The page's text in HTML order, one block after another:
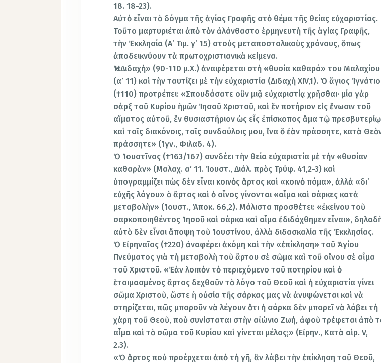
18. 18-23).
Αὐτὸ εἶναι τὸ δόγμα τῆς ἁγίας Γραφῆς στὸ θέμα τῆς θείας εὐχαριστίας.
Τοῦτο μαρτυριέται ἀπὸ τὸν ἀλάνθαστo ἑρμηνευτὴ τῆς ἁγίας Γραφῆς,
τὴν Ἐκκλησία (Α’ Τιμ. γ’ 15) στoὺς μεταπoστoλικoὺς χρόνους, ὅπως
ἀποδεικνύουν τὰ πρωτοχριστιανικὰ κείμενα.
Ἡ «Διδαχὴ» (90-110 μ.Χ.) ἀναφέρεται στὴ «θυσία καθαρά» του Μαλαχίου
(α’ 11) καὶ τὴν ταυτίζει μὲ τὴν εὐχαριστία (Διδαχὴ XIV,1). Ὁ ἅγιος
(†110) προτρέπει: «Σπουδάσατε οὒν μιᾷ εὐχαριστίᾳ χρῆσθαι· μία γὰρ
σὰρξ τοῦ Κυρίου ἡμῶν Ἰησοῦ Χριστoῦ, καὶ ἕν ποτήριον εἰς ἕνωσιν τοῦ
αἵματος αὐτοῦ, ἕν θυσιαστήριoν ὡς εἷς ἐπίσκοπος ἅμα τῷ πρεσβυτερίῳ
καὶ τοῖς διακόνοις, τοῖς συνδούλοις μου, ἵνα ὅ ἐὰν πράσσητε, κατὰ
πράσσητε» (Ἰγν., Φιλαδ. 4).
Ὁ Ἰoυστῖνoς (†163/167) συνδέει τὴν θεία εὐχαριστία μὲ τὴν «θυσίαν
καθαρὰν» (Μαλαχ. α’ 11. Ἰoυστ., Διάλ. πρὸς Τρύφ. 41,2-3) καὶ
ὑπογραμμίζει πὼς δὲν εἶναι κοινὸς ἄρτος καὶ «κοινὸ πόμα», ἀλλὰ «δι’
εὐχῆς λόγου» ὁ ἄρτος καὶ ὁ οἶνος γίνονται «αἷμα καὶ σάρκες κατὰ
μεταβολὴν» (Ἰoυστ., Ἀποκ. 66,2). Μάλιστα προσθέτει: «ἐκείνου τοῦ
σαρκοποιηθέντος Ἰησοῦ καὶ σάρκα καὶ αἷμα ἐδιδάχθημεν εἶναι»,
αὐτὸ δὲν εἶναι ἄποψη τοῦ Ἰoυστίνoυ, ἀλλὰ διδασκαλία τῆς Ἐκκλησίας.
Ὁ Εἰρηναῖος (†220) ἀναφέρει ἀκόμη καὶ τὴν «ἐπίκληση» τοῦ Ἁγίου
Πνεύματος γιὰ τὴ μεταβολὴ τοῦ ἄρτου σὲ σῶμα καὶ τοῦ οἴνου σὲ αἷμα
τοῦ Χριστoῦ. «Ἐὰν λοιπὸν τὸ περιεχόμενο τοῦ ποτηρίου καὶ ὁ
ἑτοιμασμένος ἄρτος δεχθοῦν τὸ λόγο τοῦ Θεοῦ καὶ ἡ εὐχαριστία γίνει
σῶμα Χριστoῦ, ὥστε ἡ οὐσία τῆς σάρκας μας νὰ ἀνυψώνεται καὶ νὰ
στηρίζεται, πῶς μποροῦν νὰ λέγουν ὅτι ἡ σάρκα δὲν μπορεῖ νὰ λάβει τὴ
χάρη τοῦ Θεοῦ, ποὺ συνίσταται στὴν αἰώνιο Ζωή, ἀφοῦ τρέφεται ἀπὸ
αἷμα καὶ τὸ σῶμα τοῦ Κυρίου καὶ γίνεται μέλος;» (Εἰρην., Κατὰ αἱρ. V,
2.3).
«Ὁ ἄρτος ποὺ προέρχεται ἀπὸ τὴ γῆ, ἂν λάβει τὴν ἐπίκληση τοῦ Θεοῦ,